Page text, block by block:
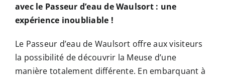
avec le Passeur d’eau de Waulsort : une
expérience inoubliable !
Le Passeur d’eau de Waulsort offre aux visiteurs
la possibilité de découvrir la Meuse d’une
manière totalement différente. En embarquant à